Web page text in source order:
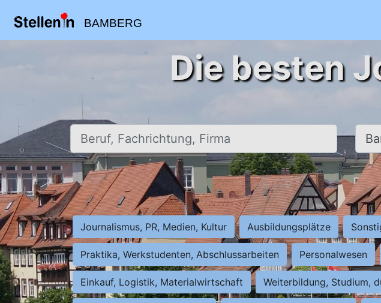
BAMBERG
Die besten
Beruf, Fachrichtung, Firma Ort,
Journalismus, PR, Medien, Kultur Ausbildungsplätze
Praktika, Werkstudenten, Abschlussarbeiten Personalwesen
Einkauf, Logistik, Materialwirtschaft Weiterbildung, Studium,